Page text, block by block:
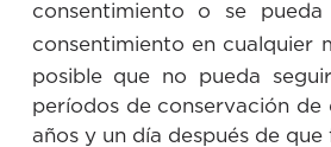
consentimiento o se
consentimiento en cualquier
posible que no pueda
períodos de conservación
años y un día después de